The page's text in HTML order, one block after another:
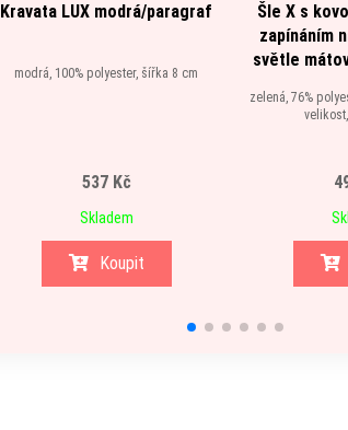
Kravata LUX modrá/paragraf
modrá, 100% polyester, šířka 8 cm
537 Kč
Skladem
Koupit
Šle X s
zapínáním
světle
zelená, 76%